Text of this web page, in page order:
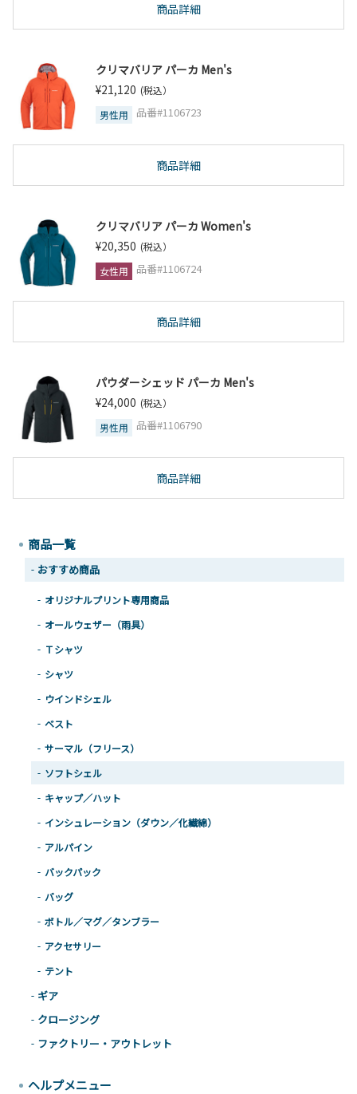
商品詳細
クリマバリア パーカ Men's
¥21,120 (税込）
男性用
品番#1106723
商品詳細
クリマバリア パーカ Women's
¥20,350 (税込）
女性用
品番#1106724
商品詳細
パウダーシェッド パーカ Men's
¥24,000 (税込）
男性用
品番#1106790
商品詳細
商品一覧
おすすめ商品
オリジナルプリント専用商品
オールウェザー（雨具）
Ｔシャツ
シャツ
ウインドシェル
ベスト
サーマル（フリース）
ソフトシェル
キャップ／ハット
インシュレーション（ダウン／化繊綿）
アルパイン
バックパック
バッグ
ボトル／マグ／タンブラー
アクセサリー
テント
ギア
クロージング
ファクトリー・アウトレット
ヘルプメニュー